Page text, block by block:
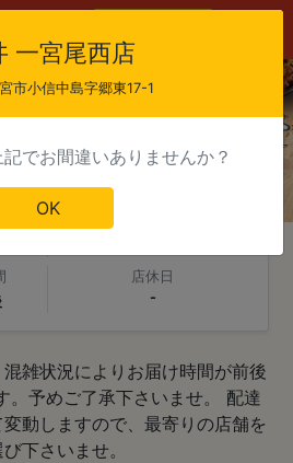
一宮尾西店
市小信中島字郷東17-1
でお間違いありませんか？
OK
配達可能時間
店休日
-
雑状況によりお届け時間が前後
。予めご了承下さいませ。 配達
動しますので、最寄りの店舗を
下さいませ。